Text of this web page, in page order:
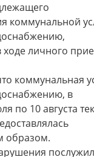
коммунальной
ходе личного
коммунальная
в
по 10 августа
образом.